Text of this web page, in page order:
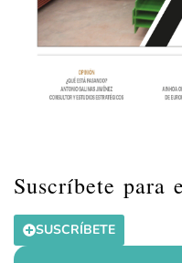
Suscríbete para
SUSCRÍBETE